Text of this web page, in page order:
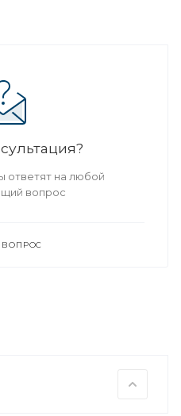
ответят на любой
вопрос
ВОПРОС